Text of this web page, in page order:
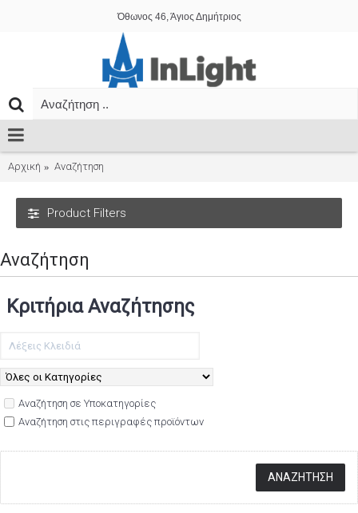
Όθωνος 46, Άγιος Δημήτριος
Αρχική Αναζήτηση
Product Filters
Αναζήτηση
Κριτήρια Αναζήτησης
Αναζήτηση σε Υποκατηγορίες
Αναζήτηση στις περιγραφές προϊόντων